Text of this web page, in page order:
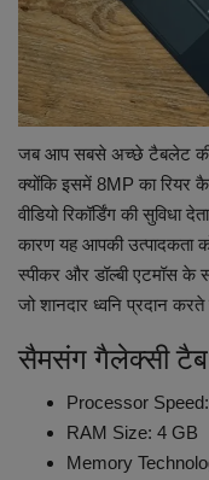
जब आप सबसे अच्छे टैबलेट की
क्योंकि इसमें 8MP का रियर
वीडियो रिकॉर्डिंग की
कारण यह आपकी उत्पादकता
स्पीकर और डॉल्बी एटमॉस के
जो शानदार ध्वनि प्रदान
सैमसंग गैलेक्सी
Processor
RAM Size: ‎4 GB
Memory